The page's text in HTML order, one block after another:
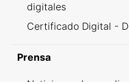
digitales
Certificado Digital -
Prensa